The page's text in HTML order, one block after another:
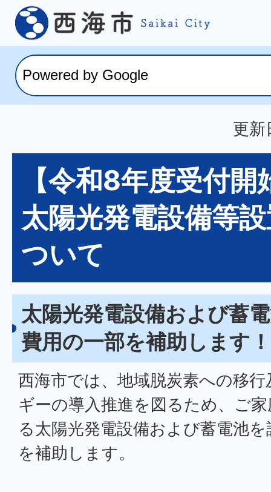
更新
【令和8年度受付
太陽光発電設備等
ついて
太陽光発電設備および蓄
費用の一部を補助します！
西海市では、地域脱炭素への移
ギーの導入推進を図るため、ご
る太陽光発電設備および蓄電池
を補助します。